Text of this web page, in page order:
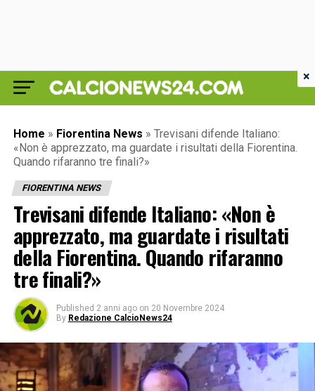
Home » Fiorentina News » Trevisani difende Italiano:
«Non è apprezzato, ma guardate i risultati della Fiorentina.
Quando rifaranno tre finali?»
FIORENTINA NEWS
Trevisani difende Italiano: «Non è
apprezzato, ma guardate i risultati
della Fiorentina. Quando rifaranno
tre finali?»
Published 2 anni ago on 20 Novembre 2024
By Redazione CalcioNews24
×